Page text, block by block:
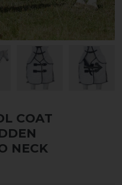
COAT
NECK